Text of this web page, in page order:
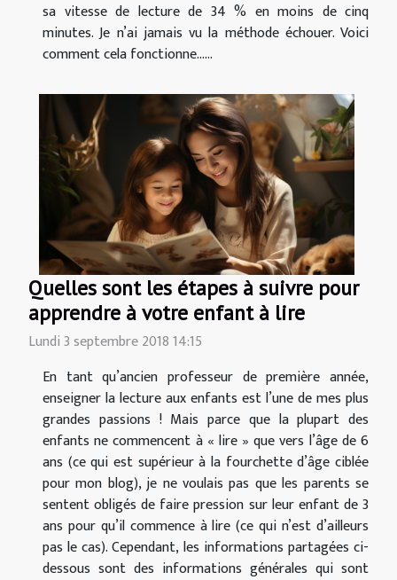
sa vitesse de lecture de 34 % en moins de cinq
minutes. Je n’ai jamais vu la méthode échouer. Voici
comment cela fonctionne…...
Quelles sont les étapes à suivre pour
apprendre à votre enfant à lire
Lundi 3 septembre 2018 14:15
En tant qu’ancien professeur de première année,
enseigner la lecture aux enfants est l’une de mes plus
grandes passions ! Mais parce que la plupart des
enfants ne commencent à « lire » que vers l’âge de 6
ans (ce qui est supérieur à la fourchette d’âge ciblée
pour mon blog), je ne voulais pas que les parents se
sentent obligés de faire pression sur leur enfant de 3
ans pour qu’il commence à lire (ce qui n’est d’ailleurs
pas le cas). Cependant, les informations partagées ci-
dessous sont des informations générales qui sont